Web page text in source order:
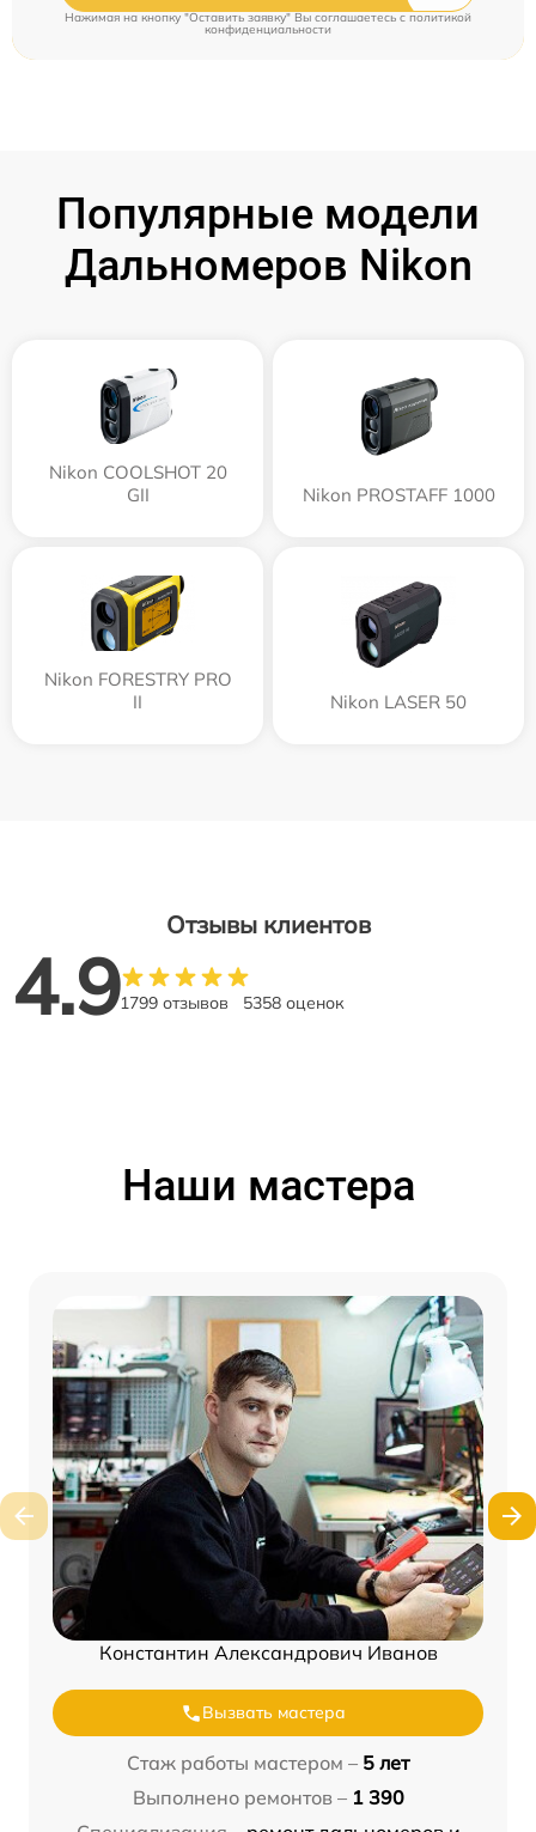
Нажимая на кнопку "Оставить заявку" Вы соглашаетесь c политикой
конфиденциальности
Популярные модели
Дальномеров Nikon
Nikon COOLSHOT 20
GII
Nikon PROSTAFF 1000
Nikon FORESTRY PRO
II
Nikon LASER 50
Отзывы клиентов
4.91799 отзывов 5358 оценок
Наши мастера
Константин Александрович Иванов
Вызвать мастера
Стаж работы мастером – 5 лет
Выполнено ремонтов – 1 390